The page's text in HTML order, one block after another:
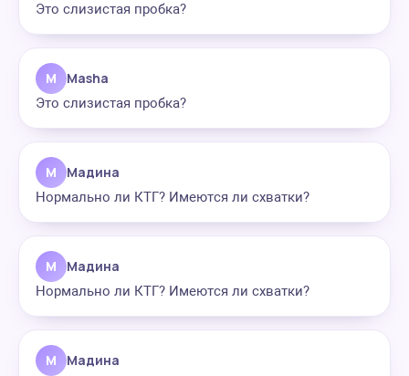
Это слизистая пробка?
M Masha
Это слизистая пробка?
М Мадина
Нормально ли КТГ? Имеются ли схватки?
М Мадина
Нормально ли КТГ? Имеются ли схватки?
М Мадина